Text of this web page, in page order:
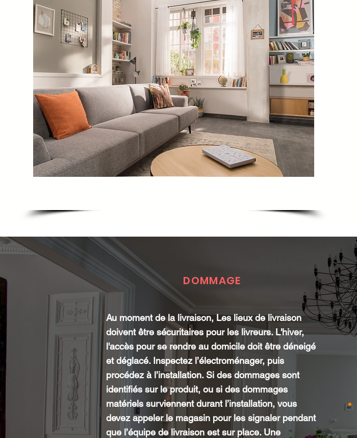
DOMMAGE
Au moment de la livraison, Les lieux de livraison
doivent être sécuritaires pour les livreurs. L'hiver,
l'accès pour se rendre au domicile doit être déneigé
et déglacé. Inspectez l’électroménager, puis
procédez à l’installation. Si des dommages sont
identifiés sur le produit, ou si des dommages
matériels surviennent durant l’installation, vous
devez appeler le magasin pour les signaler pendant
que l’équipe de livraison est sur place. Une